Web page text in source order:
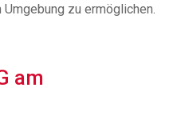
zu ermöglichen.
am